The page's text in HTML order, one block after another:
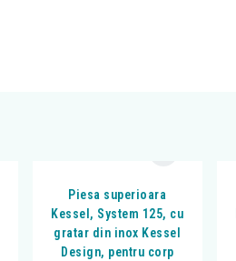
Piesa superioara
Kessel, System 125, cu
gratar din inox Kessel
Design, pentru corp